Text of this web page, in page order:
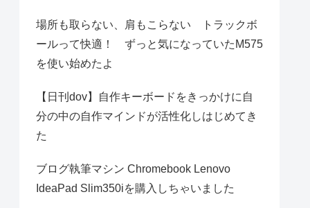
場所も取らない、肩もこらない トラックボ
ールって快適！ ずっと気になっていたM575
を使い始めたよ
【日刊dov】自作キーボードをきっかけに自
分の中の自作マインドが活性化しはじめてき
た
ブログ執筆マシン Chromebook Lenovo
IdeaPad Slim350iを購入しちゃいました